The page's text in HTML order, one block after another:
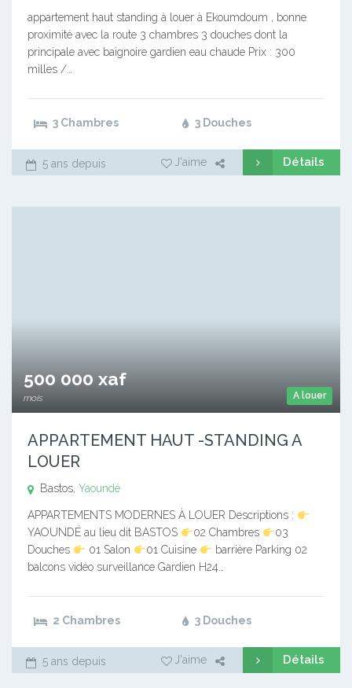
appartement haut standing à louer à Ekoumdoum , bonne
proximité avec la route 3 chambres 3 douches dont la
principale avec baignoire gardien eau chaude Prix : 300
milles /…
3 Chambres 3 Douches
5 ans depuis J'aime Détails
A louer
500 000 xaf
mois
APPARTEMENT HAUT -STANDING A
LOUER
Bastos, Yaoundé
APPARTEMENTS MODERNES À LOUER Descriptions :
YAOUNDÉ au lieu dit BASTOS
02 Chambres
03
Douches
01 Salon 01 Cuisine
barrière Parking 02
balcons vidéo surveillance Gardien H24…
2 Chambres 3 Douches
5 ans depuis J'aime Détails